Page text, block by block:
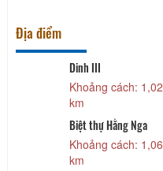
Địa điểm
Dinh III
Khoảng cách: 1,02
km
Biệt thự Hằng Nga
Khoảng cách: 1,06
km